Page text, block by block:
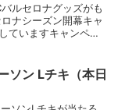
ルセロナグッズがも
ナシーズン開幕キャ
ていますキャンペー
ソン Lチキ（本日